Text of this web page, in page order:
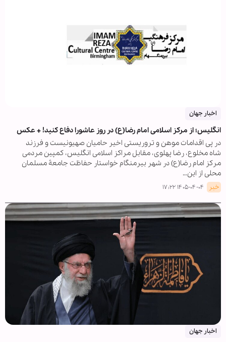
اخبار جهان
انگلیس؛ از مرکز اسلامی امام رضا(ع) در روز عاشورا دفاع کنید! + عکس
در پی اقدامات موهن و تروریستی اخیر حامیان صهیونیست و فرزند
شاه مخلوع، رضا پهلوی، مقابل مراکز اسلامی انگلیس، کمپین مردمی
مرکز امام رضا(ع) در شهر بیرمنگام خواستار حفاظت جامعۀ مسلمان
محلی از این…
خبر ۱۴۰۵-۰۴-۰۴ ۱۷:۲۲
اخبار جهان